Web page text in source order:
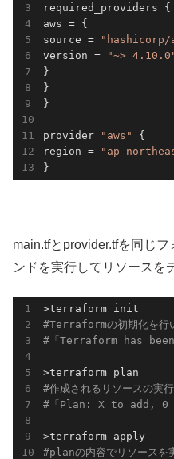
required_providers {
aws = {
source =
"hashicorp/
version =
"~>
}
}
}
provider "aws"
{
region =
"ap-
}
main.tfとprovider.tfを同じ
ンドを実行してリソースを
#Terraformの初期化を行
#「Terraform has
#作成されるリソースの実
#「Plan: X to add, 0 to
#planの内容でリソースを